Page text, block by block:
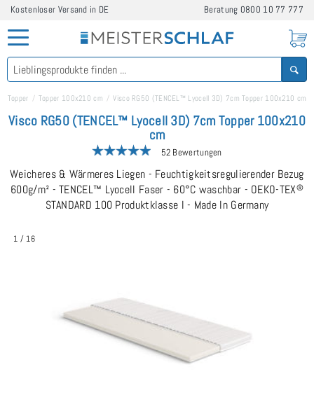
Kostenloser Versand in DE Beratung 0800 10 77 777
Topper Topper 100x210 cm Visco RG50 (TENCEL™ Lyocell 3D) 7cm Topper 100x210 cm
Visco RG50 (TENCEL™ Lyocell 3D) 7cm Topper 100x210
cm
52 Bewertungen
Weicheres & Wärmeres Liegen - Feuchtigkeitsregulierender Bezug
600g/m² - TENCEL™ Lyocell Faser - 60°C waschbar - OEKO-TEX®
STANDARD 100 Produktklasse I - Made In Germany
1 / 16